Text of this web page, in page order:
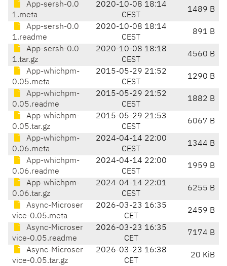
App-sersh-0.0
1.meta
2020-10-08 18:14
CEST
1489 B
App-sersh-0.0
1.readme
2020-10-08 18:14
CEST
891 B
App-sersh-0.0
1.tar.gz
2020-10-08 18:18
CEST
4560 B
App-whichpm-
0.05.meta
2015-05-29 21:52
CEST
1290 B
App-whichpm-
0.05.readme
2015-05-29 21:52
CEST
1882 B
App-whichpm-
0.05.tar.gz
2015-05-29 21:53
CEST
6067 B
App-whichpm-
0.06.meta
2024-04-14 22:00
CEST
1344 B
App-whichpm-
0.06.readme
2024-04-14 22:00
CEST
1959 B
App-whichpm-
0.06.tar.gz
2024-04-14 22:01
CEST
6255 B
Async-Microser
vice-0.05.meta
2026-03-23 16:35
CET
2459 B
Async-Microser
vice-0.05.readme
2026-03-23 16:35
CET
7174 B
Async-Microser
vice-0.05.tar.gz
2026-03-23 16:38
CET
20 KiB